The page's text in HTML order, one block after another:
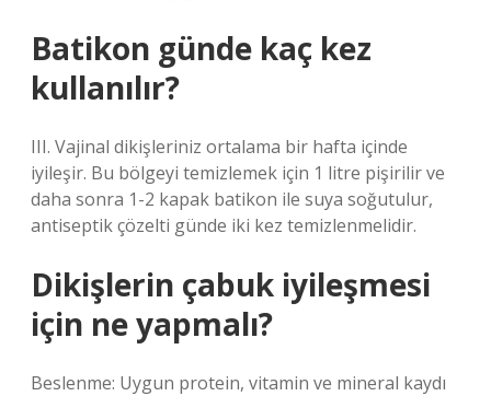
Batikon günde kaç kez
kullanılır?
III. Vajinal dikişleriniz ortalama bir hafta içinde
iyileşir. Bu bölgeyi temizlemek için 1 litre pişirilir ve
daha sonra 1-2 kapak batikon ile suya soğutulur,
antiseptik çözelti günde iki kez temizlenmelidir.
Dikişlerin çabuk iyileşmesi
için ne yapmalı?
Beslenme: Uygun protein, vitamin ve mineral kaydı